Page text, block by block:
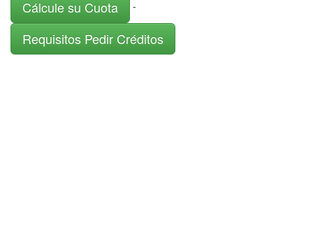
Cálcule su Cuota -
Requisitos Pedir Créditos